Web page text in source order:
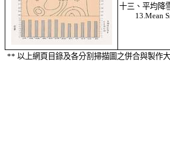
十三、平均降
13.Mean
** 以上網頁目錄及各分割掃描圖之併合與製作